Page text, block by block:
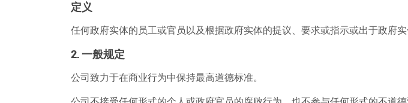
定义
任何政府实体的员工或官员以及根据政府实体的提议、要求或指示或出于政府
2. 一般规定
公司致力于在商业行为中保持最高道德标准。